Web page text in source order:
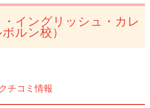
イングリッシュ・カレ
ルン校）
チコミ情報